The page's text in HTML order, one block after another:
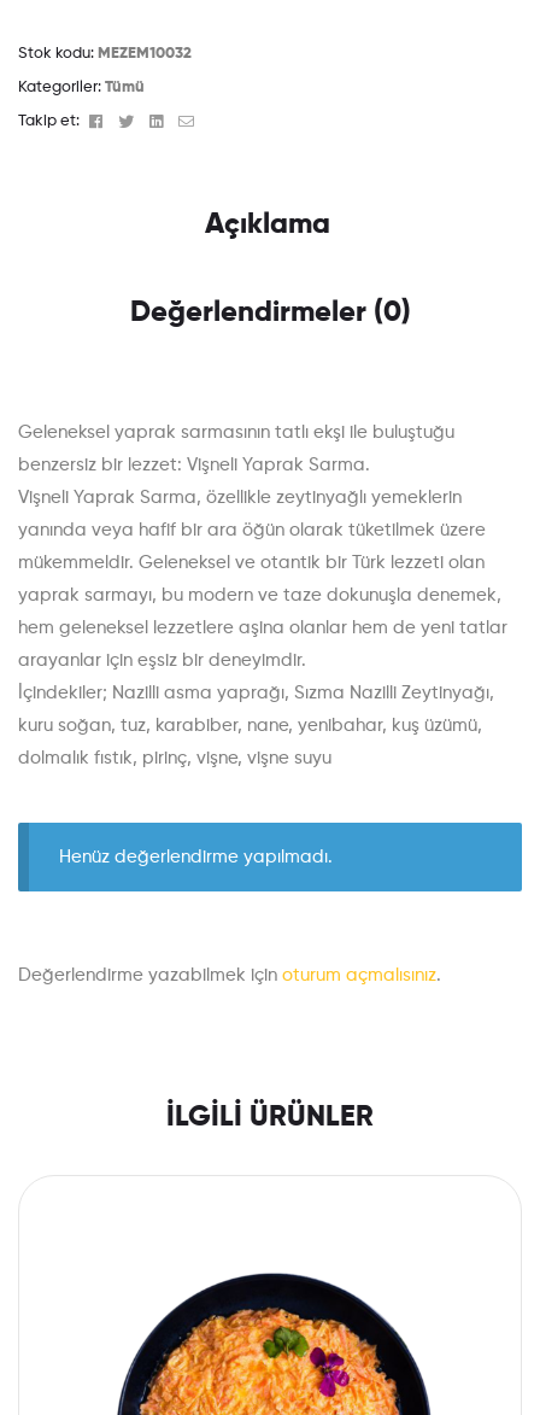
Stok kodu: MEZEM10032
Kategoriler: Tümü
Takip et: Facebook
TwitterLinkedin
Email
Açıklama
Değerlendirmeler (0)
Geleneksel yaprak sarmasının tatlı ekşi ile buluştuğu
benzersiz bir lezzet: Vişneli Yaprak Sarma.
Vişneli Yaprak Sarma, özellikle zeytinyağlı yemeklerin
yanında veya hafif bir ara öğün olarak tüketilmek üzere
mükemmeldir. Geleneksel ve otantik bir Türk lezzeti olan
yaprak sarmayı, bu modern ve taze dokunuşla denemek,
hem geleneksel lezzetlere aşina olanlar hem de yeni tatlar
arayanlar için eşsiz bir deneyimdir.
İçindekiler; Nazilli asma yaprağı, Sızma Nazilli Zeytinyağı,
kuru soğan, tuz, karabiber, nane, yenibahar, kuş üzümü,
dolmalık fıstık, pirinç, vişne, vişne suyu
Henüz değerlendirme yapılmadı.
Değerlendirme yazabilmek için oturum açmalısınız.
İLGILI ÜRÜNLER